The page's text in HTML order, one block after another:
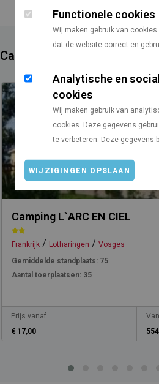
Functionele cookies
Wij maken gebruik van
dat de website correct en
Analytische en
cookies
Wij maken gebruik van
cookies. Deze gegevens
te verbeteren. Deze gegevens
WIJZIGINGEN OPSLAAN
Campings in de buurt
Camping L`ARC EN CIEL
Frankrijk / Lotharingen / Vosges
Gemiddelde standplaats: 75
Aantal toerplaatsen: 35
Prijs vanaf
€ 17,00